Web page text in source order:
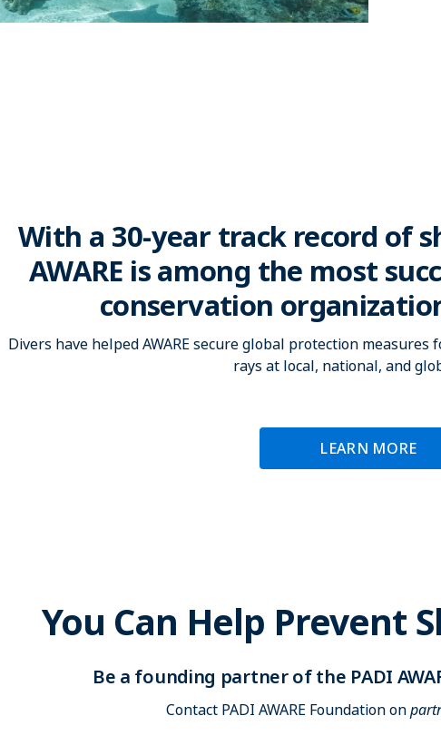
With a 30-year track record of
AWARE is among the most
conservation
Divers have helped AWARE secure global protection
rays at local, national, and
LEARN MORE
You Can Help Prevent
Be a founding partner of the PADI
Contact PADI AWARE Foundation on